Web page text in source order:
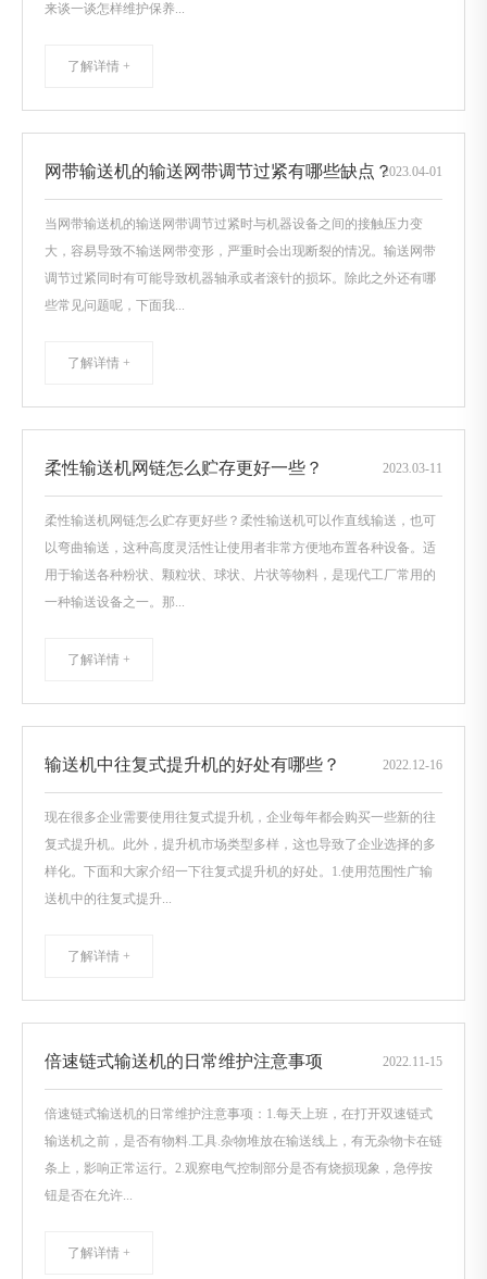
来谈一谈怎样维护保养...
了解详情 +
2023.04-01
网带输送机的输送网带调节过紧有哪些缺点？
当网带输送机的输送网带调节过紧时与机器设备之间的接触压力变
大，容易导致不输送网带变形，严重时会出现断裂的情况。输送网带
调节过紧同时有可能导致机器轴承或者滚针的损坏。除此之外还有哪
些常见问题呢，下面我...
了解详情 +
2023.03-11
柔性输送机网链怎么贮存更好一些？
柔性输送机网链怎么贮存更好些？柔性输送机可以作直线输送，也可
以弯曲输送，这种高度灵活性让使用者非常方便地布置各种设备。适
用于输送各种粉状、颗粒状、球状、片状等物料，是现代工厂常用的
一种输送设备之一。那...
了解详情 +
2022.12-16
输送机中往复式提升机的好处有哪些？
现在很多企业需要使用往复式提升机，企业每年都会购买一些新的往
复式提升机。此外，提升机市场类型多样，这也导致了企业选择的多
样化。下面和大家介绍一下往复式提升机的好处。1.使用范围性广输
送机中的往复式提升...
了解详情 +
2022.11-15
倍速链式输送机的日常维护注意事项
倍速链式输送机的日常维护注意事项：1.每天上班，在打开双速链式
输送机之前，是否有物料.工具.杂物堆放在输送线上，有无杂物卡在链
条上，影响正常运行。2.观察电气控制部分是否有烧损现象，急停按
钮是否在允许...
了解详情 +